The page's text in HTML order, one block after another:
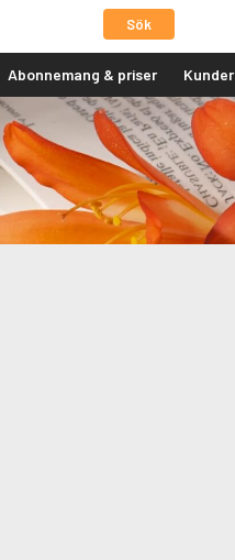
Sök
Abonnemang & priser Kunder